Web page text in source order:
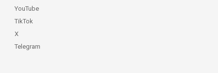
YouTube
TikTok
X
Telegram